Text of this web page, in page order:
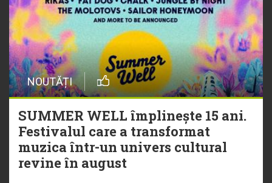
NOUTĂȚI
SUMMER WELL împlinește 15 ani.
Festivalul care a transformat
muzica într-un univers cultural
revine în august